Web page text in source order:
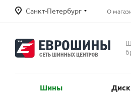
Санкт-Петербург О
Шины